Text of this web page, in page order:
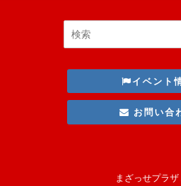
イベント
お問い合
まざっせプラザ